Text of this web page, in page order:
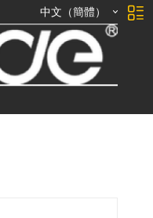
中文（簡體）